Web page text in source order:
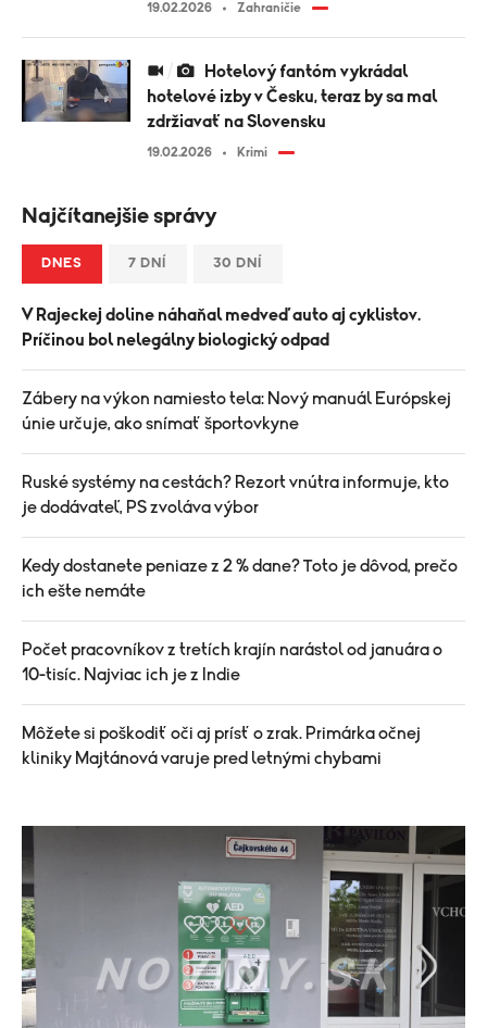
19.02.2026 Zahraničie
hotelové izby v Česku, teraz by sa mal
zdržiavať na Slovensku
19.02.2026 Krimi
Najčítanejšie správy
DNES 7 DNÍ 30 DNÍ
V Rajeckej doline náhaňal medveď auto aj cyklistov.
Príčinou bol nelegálny biologický odpad
Zábery na výkon namiesto tela: Nový manuál Európskej
únie určuje, ako snímať športovkyne
Ruské systémy na cestách? Rezort vnútra informuje, kto
je dodávateľ, PS zvoláva výbor
Kedy dostanete peniaze z 2 % dane? Toto je dôvod, prečo
ich ešte nemáte
Počet pracovníkov z tretích krajín narástol od januára o
10-tisíc. Najviac ich je z Indie
Môžete si poškodiť oči aj prísť o zrak. Primárka očnej
kliniky Majtánová varuje pred letnými chybami